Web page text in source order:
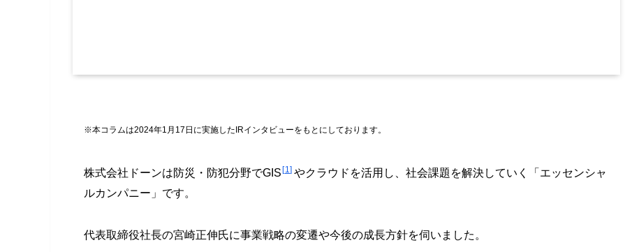
※本コラムは2024年1月17日に実施したIRインタビューをもとにしております。
株式会社ドーンは防災・防犯分野でGIS 1 やクラウドを活用し、社会課題を解決していく「エッセンシャ
ルカンパニー」です。
代表取締役社長の宮崎正伸氏に事業戦略の変遷や今後の成長方針を伺いました。